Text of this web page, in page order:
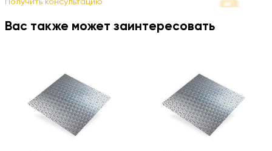
Вас также может заинтересовать